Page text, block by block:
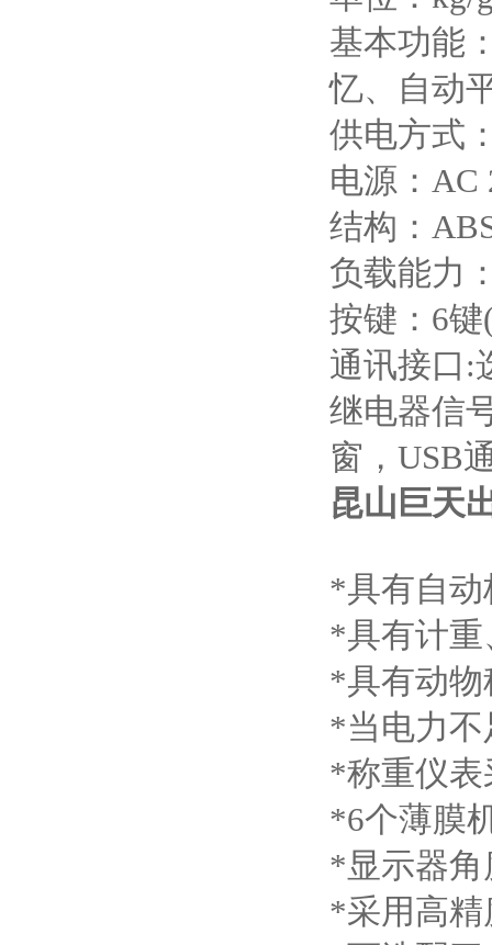
基本功能
忆、自动
供电方式
电源：AC
结构：
负载能力
按键：6
通讯接口:
继电器信
窗，USB
昆山巨天
*具有自动
*具有计重
*具有动物
*当电力不
*称重仪表
*6个薄膜
*显示器角
*采用高精